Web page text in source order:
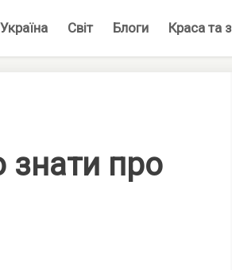
Україна Світ Блоги Краса та
знати про